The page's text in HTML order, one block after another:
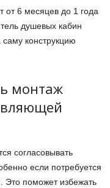
от 6 месяцев до 1 года
душевых кабин
конструкцию
монтаж
согласовывать
если потребуется
Это поможет избежать